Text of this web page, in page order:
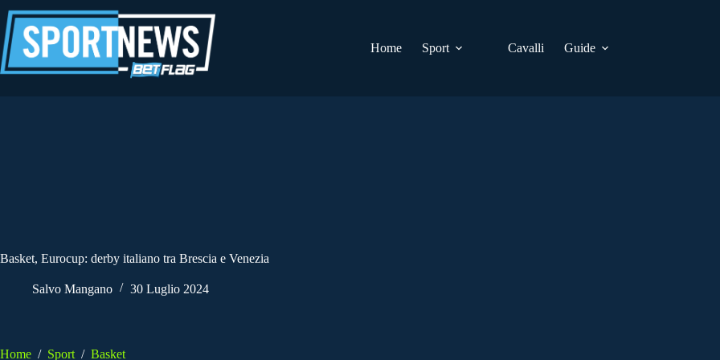
al
contenuto
Home
Sport Cavalli Guide
Basket, Eurocup: derby italiano tra Brescia e Venezia
Salvo Mangano 30 Luglio 2024
Home / Sport / Basket